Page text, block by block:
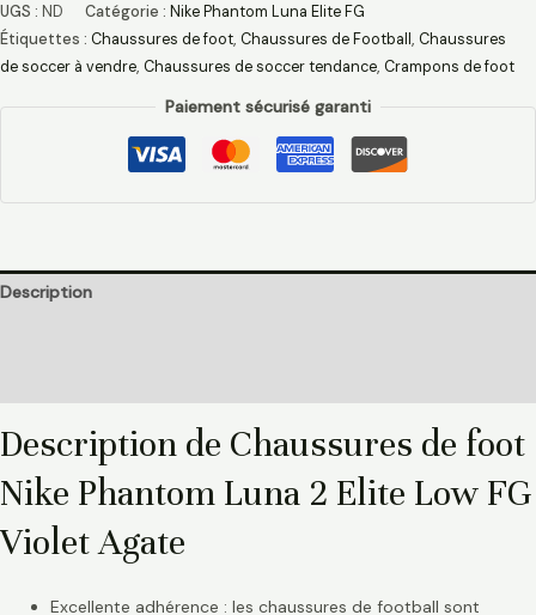
UGS : ND Catégorie : Nike Phantom Luna Elite FG
Étiquettes : Chaussures de foot, Chaussures de Football , Chaussures
de soccer à vendre, Chaussures de soccer tendance, Crampons de foot
Paiement sécurisé garanti
Description
Description de Chaussures de foot
Nike Phantom Luna 2 Elite Low FG
Violet Agate
Excellente adhérence : les chaussures de football sont